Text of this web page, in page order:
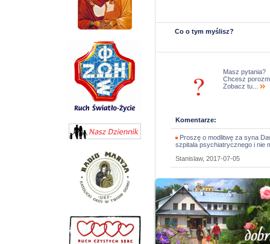
Co o tym myślisz?
Masz pytania?
Chcesz
Zobacz tu...
Komentarze:
Proszę o modlitwę za syna
szpitala psychiatrycznego i nie
Stanislaw, 2017-07-05